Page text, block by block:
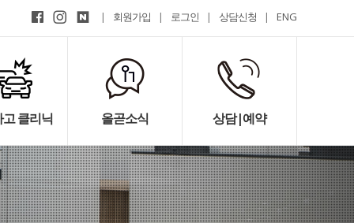
| 회원가입 | 로그인 | 상담신청 | ENG
클리닉 올곧소식 상담|예약